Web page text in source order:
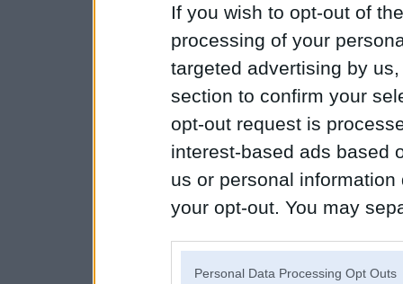
If you wish to opt-out of
processing of your
targeted advertising by
section to confirm your
opt-out request is
interest-based ads based
us or personal
your opt-out. You may
Personal Data Processing Opt Outs